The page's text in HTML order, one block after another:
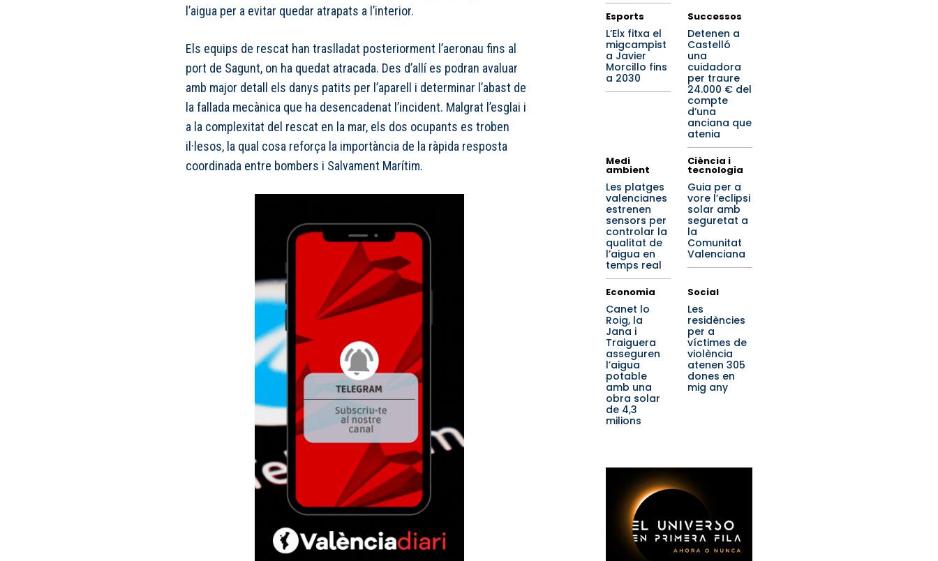
l’aigua per a evitar quedar atrapats a l’interior.
Els equips de rescat han traslladat posteriorment l’aeronau fins al
port de Sagunt, on ha quedat atracada. Des d’allí es podran avaluar
amb major detall els danys patits per l’aparell i determinar l’abast de
la fallada mecànica que ha desencadenat l’incident. Malgrat l’esglai i
a la complexitat del rescat en la mar, els dos ocupants es troben
il·lesos, la qual cosa reforça la importància de la ràpida resposta
coordinada entre bombers i Salvament Marítim.
Esports
L’Elx fitxa el
migcampist
a Javier
Morcillo fins
a 2030
Successos
Detenen a
Castelló
una
cuidadora
per traure
24.000 € del
compte
d’una
anciana que
atenia
Medi
ambient
Les platges
valencianes
estrenen
sensors per
controlar la
qualitat de
l’aigua en
temps real
Ciència i
tecnologia
Guia per a
vore l’eclipsi
solar amb
seguretat a
la
Comunitat
Valenciana
Economia
Canet lo
Roig, la
Jana i
Traiguera
asseguren
l’aigua
potable
amb una
obra solar
de 4,3
milions
Social
Les
residències
per a
víctimes de
violència
atenen 305
dones en
mig any